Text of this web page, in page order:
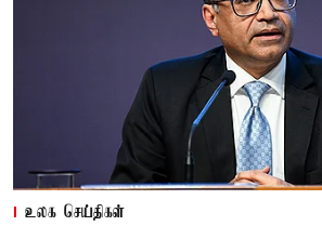
உலக செய்திகள்